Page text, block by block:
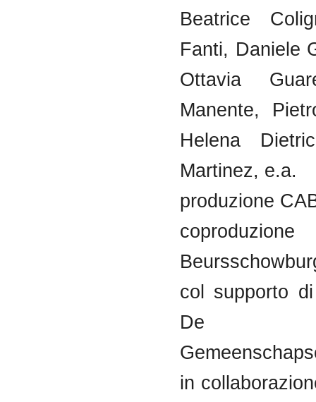
Beatrice
Fanti, Daniele
Ottavia
Manente,
Helena
Martinez, e.a.
produzione
coproduzione
col supporto
De
in